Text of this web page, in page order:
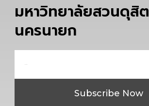
มหาวิทยาลัยสวนดุสิต
นครนายก
Subscribe Now